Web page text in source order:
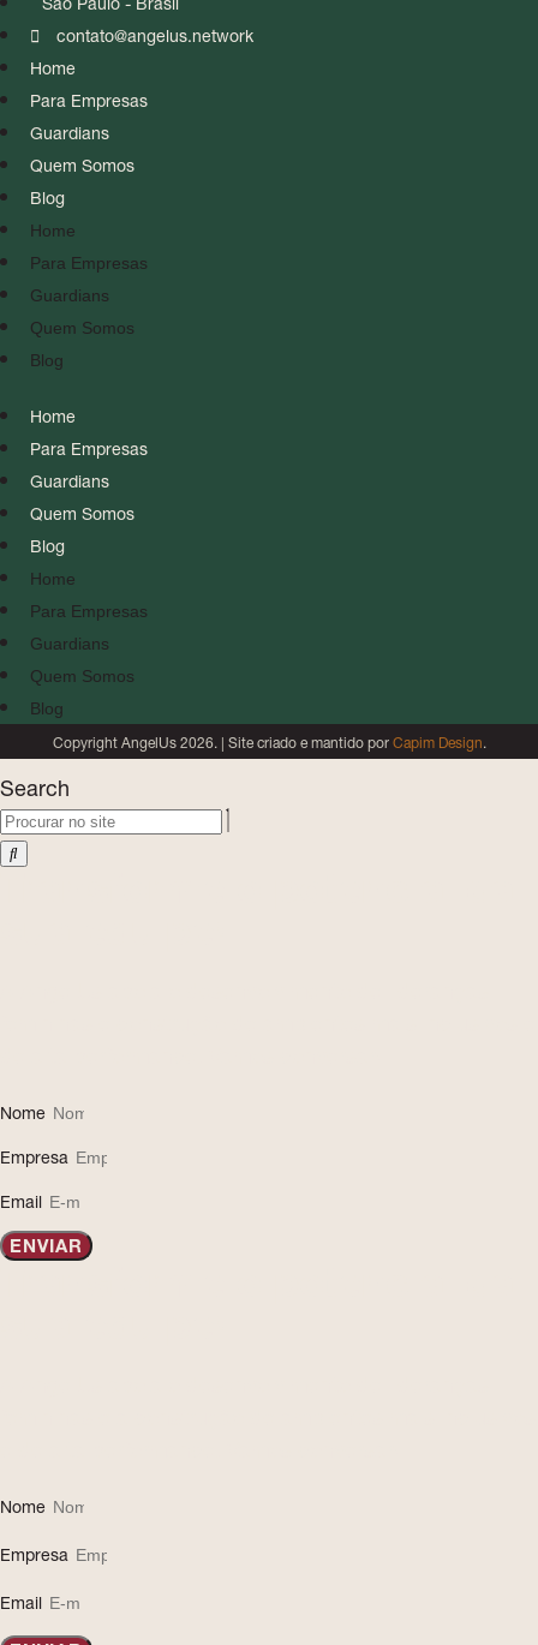
contato@angelus.network
Home
Para Empresas
Guardians
Quem Somos
Blog
Home
Para Empresas
Guardians
Quem Somos
Blog
Home
Para Empresas
Guardians
Quem Somos
Blog
Home
Para Empresas
Guardians
Quem Somos
Blog
Copyright AngelUs 2026. | Site criado e mantido por Capim Design.
Search
Nome
Empresa
Email
ENVIAR
Nome
Empresa
Email